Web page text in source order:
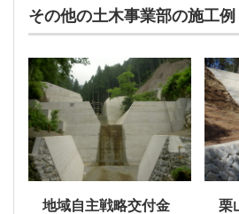
その他の土木事業部の施工例
地域自主戦略交付金
栗